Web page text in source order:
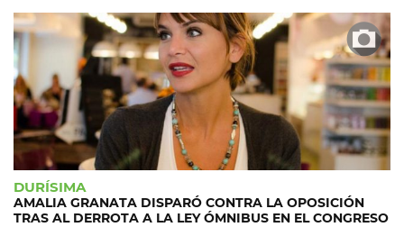
DURÍSIMA
AMALIA GRANATA DISPARÓ CONTRA LA OPOSICIÓN
TRAS AL DERROTA A LA LEY ÓMNIBUS EN EL CONGRESO